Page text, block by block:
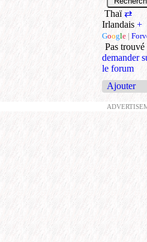
Thaï⇄
Irlandais +
Google |
Pas trouvé
demander
le forum
Ajouter